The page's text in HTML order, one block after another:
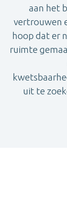
aan het
vertrouwen
hoop dat er
ruimte
uit te